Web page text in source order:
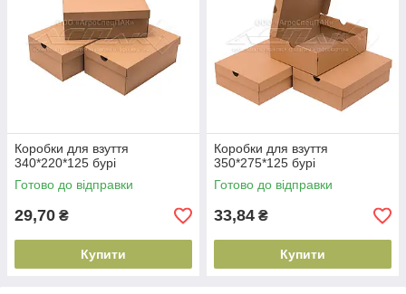
Коробки для взуття
340*220*125 бурі
Готово до відправки
29,70 ₴
Купити
Коробки для взуття
350*275*125 бурі
Готово до відправки
33,84 ₴
Купити